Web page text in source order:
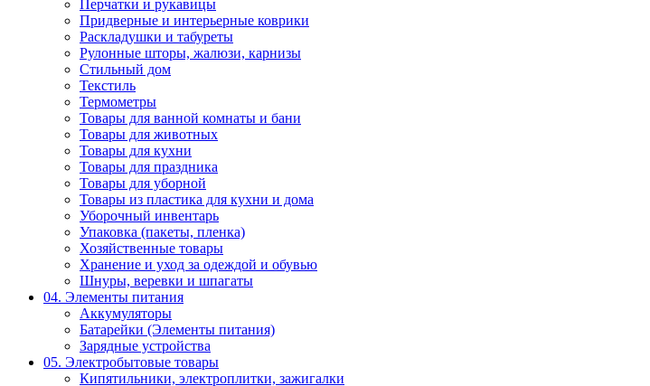
Перчатки и рукавицы
Придверные и интерьерные коврики
Раскладушки и табуреты
Рулонные шторы, жалюзи, карнизы
Стильный дом
Текстиль
Термометры
Товары для ванной комнаты и бани
Товары для животных
Товары для кухни
Товары для праздника
Товары для уборной
Товары из пластика для кухни и дома
Уборочный инвентарь
Упаковка (пакеты, пленка)
Хозяйственные товары
Хранение и уход за одеждой и обувью
Шнуры, веревки и шпагаты
04. Элементы питания
Аккумуляторы
Батарейки (Элементы питания)
Зарядные устройства
05. Электробытовые товары
Кипятильники, электроплитки, зажигалки